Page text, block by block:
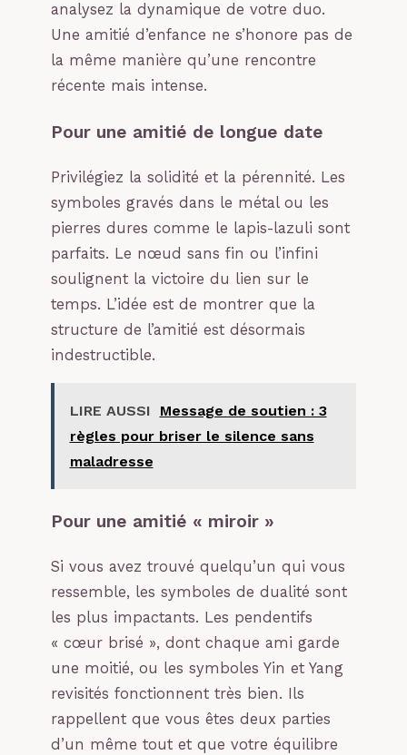
analysez la dynamique de votre duo.
Une amitié d’enfance ne s’honore pas de
la même manière qu’une rencontre
récente mais intense.
Pour une amitié de longue date
Privilégiez la solidité et la pérennité. Les
symboles gravés dans le métal ou les
pierres dures comme le lapis-lazuli sont
parfaits. Le nœud sans fin ou l’infini
soulignent la victoire du lien sur le
temps. L’idée est de montrer que la
structure de l’amitié est désormais
indestructible.
LIRE AUSSI
Message de soutien : 3
règles pour briser le silence sans
maladresse
Pour une amitié « miroir »
Si vous avez trouvé quelqu’un qui vous
ressemble, les symboles de dualité sont
les plus impactants. Les pendentifs
« cœur brisé », dont chaque ami garde
une moitié, ou les symboles Yin et Yang
revisités fonctionnent très bien. Ils
rappellent que vous êtes deux parties
d’un même tout et que votre équilibre